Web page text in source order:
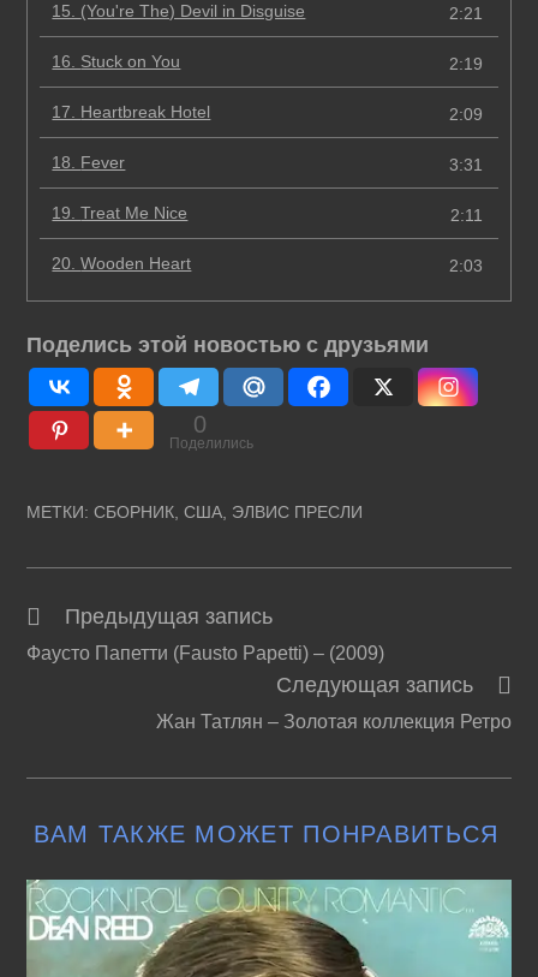
15. (You're The) Devil in Disguise 2:21
16. Stuck on You 2:19
17. Heartbreak Hotel 2:09
18. Fever 3:31
19.Treat Me Nice 2:11
20.Wooden Heart 2:03
Поделись этой новостью с друзьями
0
Поделились
МЕТКИ:СБОРНИК, США, ЭЛВИС ПРЕСЛИ
Читать
далее
Предыдущая запись
Фаусто Папетти (Fausto Papetti) – (2009)
Следующая запись
Жан Татлян – Золотая коллекция Ретро
ВАМ ТАКЖЕ МОЖЕТ ПОНРАВИТЬСЯ